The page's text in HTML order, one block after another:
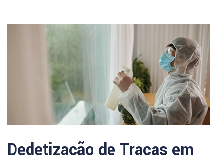
Dedetização de Traças em